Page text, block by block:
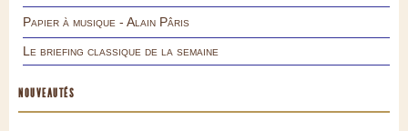
Papier à musique - Alain Pâris
Le briefing classique de la semaine
NOUVEAUTÉS